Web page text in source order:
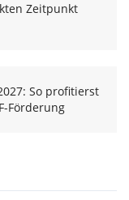
Zeitpunkt
So profitierst
Förderung